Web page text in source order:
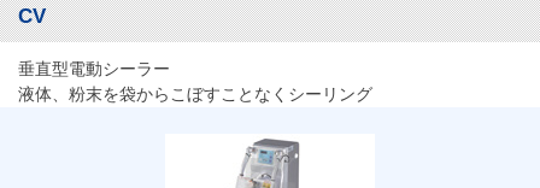
CV
垂直型電動シーラー
液体、粉末を袋からこぼすことなくシーリング